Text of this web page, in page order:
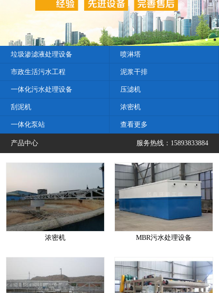
垃圾渗滤液处理设备 喷淋塔
市政生活污水工程 泥浆干排
一体化污水处理设备 压滤机
刮泥机 浓密机
一体化泵站 查看更多
产品中心 服务热线：15893833884
浓密机 MBR污水处理设备